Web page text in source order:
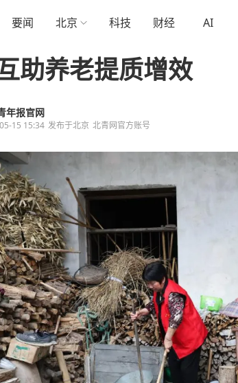
要闻 北京 科技 财经 AI
助养老提质增效
年报官网
15 15:34 发布于北京 北青网官方账号